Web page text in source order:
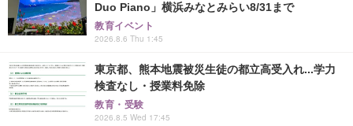
Duo Piano」横浜みなとみらい8/31まで
教育イベント
2026.8.6 Thu 1:45
東京都、熊本地震被災生徒の都立高受入れ...学力
検査なし・授業料免除
教育・受験
2026.8.5 Wed 17:45